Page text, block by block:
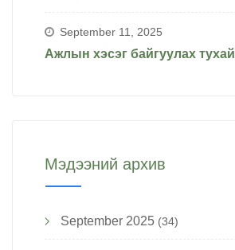
September 11, 2025
Ажлын хэсэг байгуулах тухай
Мэдээний архив
September 2025 (34)